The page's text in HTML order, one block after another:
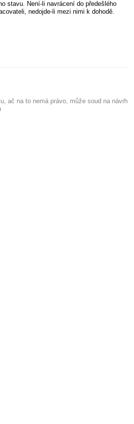
stavu. Není-li navrácení do předešlého
nedojde-li mezi nimi k dohodě.
ač na to nemá právo, může soud na návrh